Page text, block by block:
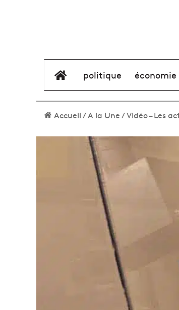
élément de menu
politique économie
Accueil/A la Une/Vidéo – Les